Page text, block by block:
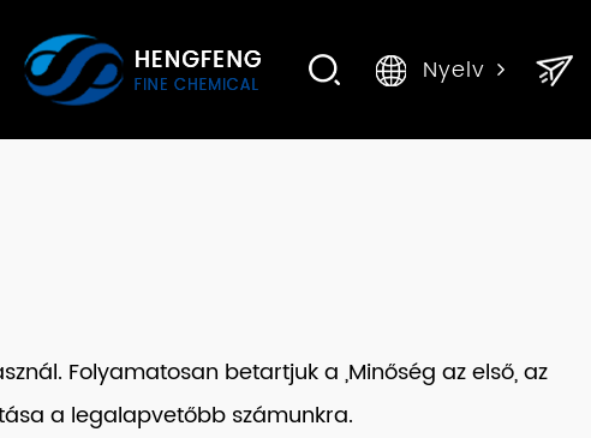
Nyelv
Folyamatosan betartjuk a „Minőség az első, az
a legalapvetőbb számunkra.